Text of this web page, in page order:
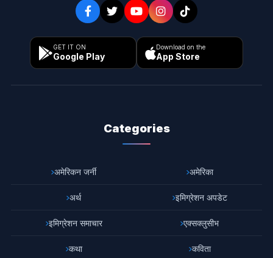
GET IT ON
Google Play
Download on the
App Store
Categories
अमेरिकन जर्नी अमेरिका
अर्थ इमिग्रेशन अपडेट
इमिग्रेशन समाचार एक्सक्लुसीभ
कथा कविता